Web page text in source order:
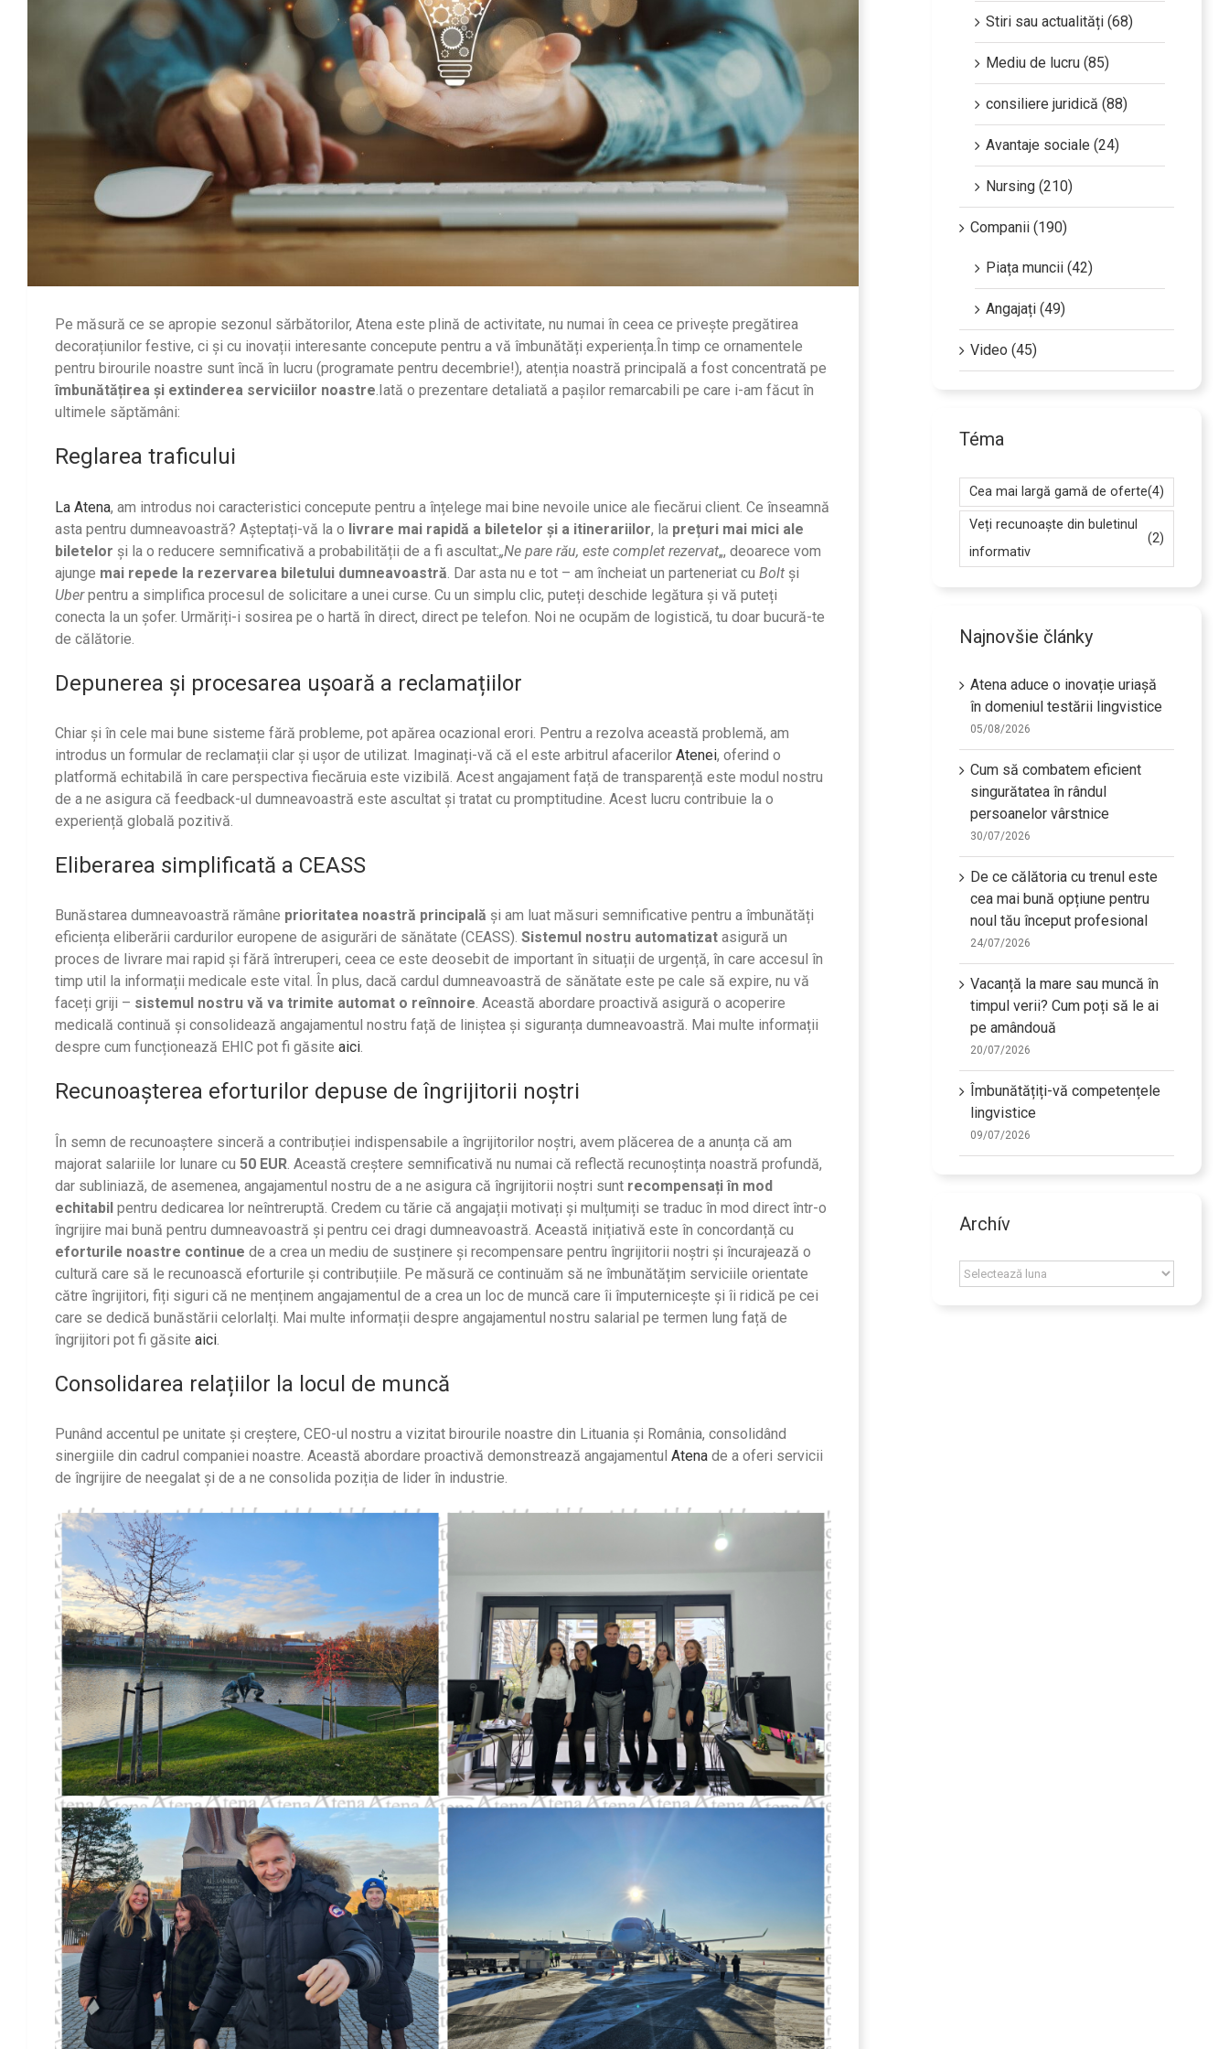
Pe măsură ce se apropie sezonul sărbătorilor, Atena este plină de activitate, nu numai în ceea ce privește pregătirea
decorațiunilor festive, ci și cu inovații interesante concepute pentru a vă îmbunătăți experiența.În timp ce ornamentele
pentru birourile noastre sunt încă în lucru (programate pentru decembrie!), atenția noastră principală a fost concentrată pe
îmbunătățirea și extinderea serviciilor noastre.Iată o prezentare detaliată a pașilor remarcabili pe care i-am făcut în
ultimele săptămâni:
Reglarea traficului
La Atena, am introdus noi caracteristici concepute pentru a înțelege mai bine nevoile unice ale fiecărui client. Ce înseamnă
asta pentru dumneavoastră? Așteptați-vă la o livrare mai rapidă a biletelor și a itinerariilor, la prețuri mai mici ale
biletelor și la o reducere semnificativă a probabilității de a fi ascultat:„Ne pare rău, este complet rezervat„, deoarece vom
ajunge mai repede la rezervarea biletului dumneavoastră . Dar asta nu e tot – am încheiat un parteneriat cu Bolt și
Uberpentru a simplifica procesul de solicitare a unei curse. Cu un simplu clic, puteți deschide legătura și vă puteți
conecta la un șofer. Urmăriți-i sosirea pe o hartă în direct, direct pe telefon. Noi ne ocupăm de logistică, tu doar bucură-te
de călătorie.
Depunerea și procesarea ușoară a reclamațiilor
Chiar și în cele mai bune sisteme fără probleme, pot apărea ocazional erori. Pentru a rezolva această problemă, am
introdus un formular de reclamații clar și ușor de utilizat. Imaginați-vă că el este arbitrul afacerilor Atenei, oferind o
platformă echitabilă în care perspectiva fiecăruia este vizibilă. Acest angajament față de transparență este modul nostru
de a ne asigura că feedback-ul dumneavoastră este ascultat și tratat cu promptitudine. Acest lucru contribuie la o
experiență globală pozitivă.
Eliberarea simplificată a CEASS
Bunăstarea dumneavoastră rămâne prioritatea noastră principală și am luat măsuri semnificative pentru a îmbunătăți
eficiența eliberării cardurilor europene de asigurări de sănătate (CEASS). Sistemul nostru automatizat asigură un
proces de livrare mai rapid și fără întreruperi, ceea ce este deosebit de important în situații de urgență, în care accesul în
timp util la informații medicale este vital. În plus, dacă cardul dumneavoastră de sănătate este pe cale să expire, nu vă
faceți griji – sistemul nostru vă va trimite automat o reînnoire. Această abordare proactivă asigură o acoperire
medicală continuă și consolidează angajamentul nostru față de liniștea și siguranța dumneavoastră. Mai multe informații
despre cum funcționează EHIC pot fi găsite aici.
Recunoașterea eforturilor depuse de îngrijitorii noștri
În semn de recunoaștere sinceră a contribuției indispensabile a îngrijitorilor noștri, avem plăcerea de a anunța că am
majorat salariile lor lunare cu 50 EUR . Această creștere semnificativă nu numai că reflectă recunoștința noastră profundă,
dar subliniază, de asemenea, angajamentul nostru de a ne asigura că îngrijitorii noștri sunt recompensați în mod
echitabil pentru dedicarea lor neîntreruptă. Credem cu tărie că angajații motivați și mulțumiți se traduc în mod direct într-o
îngrijire mai bună pentru dumneavoastră și pentru cei dragi dumneavoastră. Această inițiativă este în concordanță cu
eforturile noastre continue de a crea un mediu de susținere și recompensare pentru îngrijitorii noștri și încurajează o
cultură care să le recunoască eforturile și contribuțiile. Pe măsură ce continuăm să ne îmbunătățim serviciile orientate
către îngrijitori, fiți siguri că ne menținem angajamentul de a crea un loc de muncă care îi împuternicește și îi ridică pe cei
care se dedică bunăstării celorlalți. Mai multe informații despre angajamentul nostru salarial pe termen lung față de
îngrijitori pot fi găsite aici
Consolidarea relațiilor la locul de muncă
Punând accentul pe unitate și creștere, CEO-ul nostru a vizitat birourile noastre din Lituania și România, consolidând
sinergiile din cadrul companiei noastre. Această abordare proactivă demonstrează angajamentul Atena de a oferi servicii
de îngrijire de neegalat și de a ne consolida poziția de lider în industrie.
Stiri sau actualități (68)
Mediu de lucru (85)
consiliere juridică (88)
Avantaje sociale (24)
Nursing (210)
Companii (190)
Piața muncii (42)
Angajați (49)
Video (45)
Téma
Cea mai largă gamă de oferte(4)
Veți recunoaște din buletinul
informativ
(2)
Najnovšie články
Atena aduce o inovație uriașă
în domeniul testării lingvistice
05/08/2026
Cum să combatem eficient
singurătatea în rândul
persoanelor vârstnice
30/07/2026
De ce călătoria cu trenul este
cea mai bună opțiune pentru
noul tău început profesional
24/07/2026
Vacanță la mare sau muncă în
timpul verii? Cum poți să le ai
pe amândouă
20/07/2026
Îmbunătățiți-vă competențele
lingvistice
09/07/2026
Archív
Archív